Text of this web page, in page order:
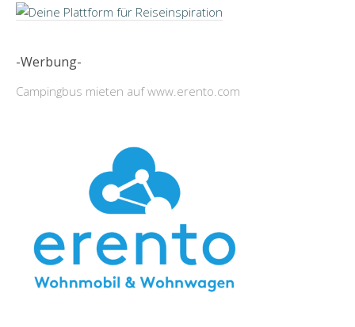
-Werbung-
Campingbus mieten auf www.erento.com